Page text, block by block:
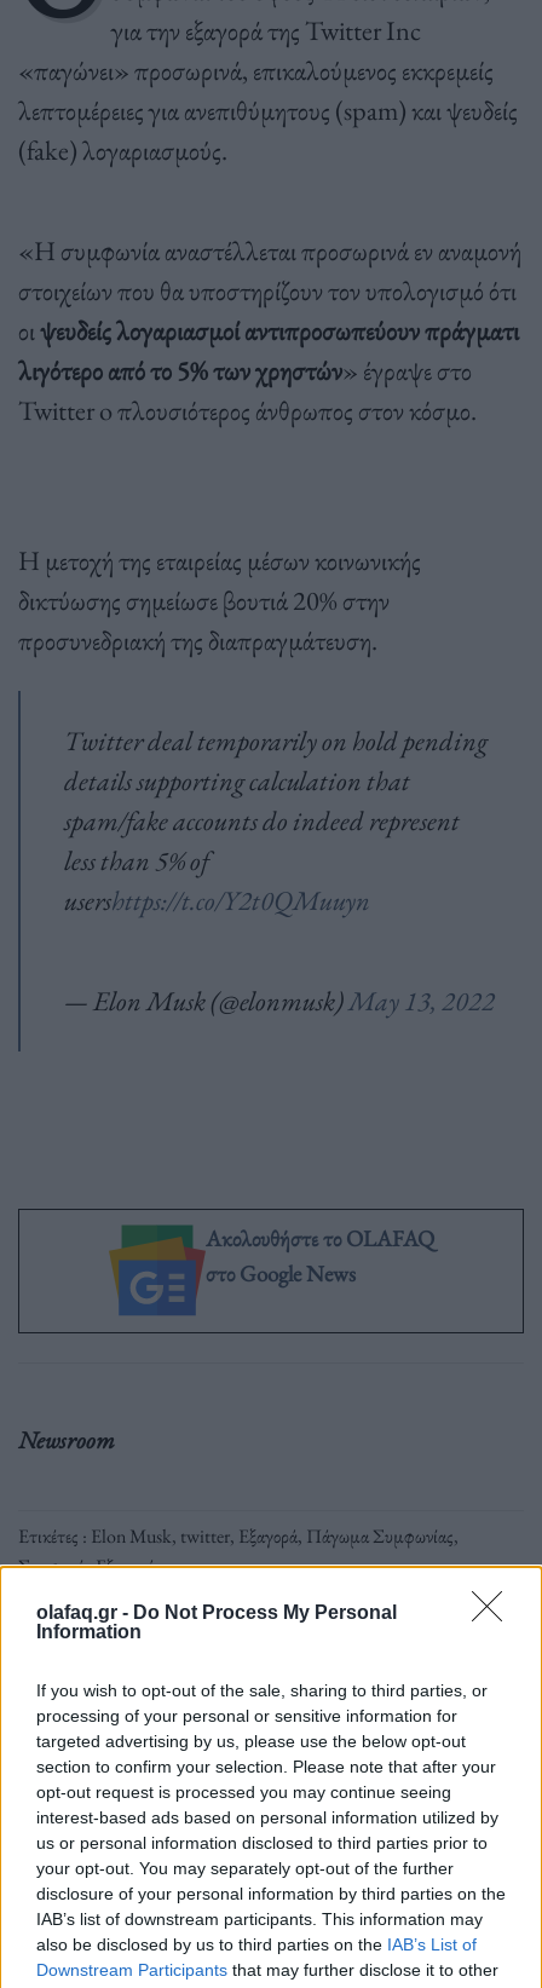
olafaq.gr - Do Not Process My Personal
Information
If you wish to opt-out of the sale, sharing to third parties, or
processing of your personal or sensitive information for
targeted advertising by us, please use the below opt-out
section to confirm your selection. Please note that after your
opt-out request is processed you may continue seeing
interest-based ads based on personal information utilized by
us or personal information disclosed to third parties prior to
your opt-out. You may separately opt-out of the further
disclosure of your personal information by third parties on the
IAB’s list of downstream participants. This information may
also be disclosed by us to third parties on the IAB’s List of
Downstream Participants that may further disclose it to other
για την εξαγορά της Twitter Inc
«παγώνει» προσωρινά, επικαλούμενος εκκρεμείς
λεπτομέρειες για ανεπιθύμητους (spam) και ψευδείς
(fake) λογαριασμούς.
«Η συμφωνία αναστέλλεται προσωρινά εν αναμονή
στοιχείων που θα υποστηρίζουν τον υπολογισμό ότι
οιψευδείς λογαριασμοί αντιπροσωπεύουν πράγματι
λιγότερο από το 5% των χρηστών» έγραψε στο
Twitter o πλουσιότερος άνθρωπος στον κόσμο.
Η μετοχή της εταιρείας μέσων κοινωνικής
δικτύωσης σημείωσε βουτιά 20% στην
προσυνεδριακή της διαπραγμάτευση.
Twitter deal temporarily on hold pending
details supporting calculation that
spam/fake accounts do indeed represent
less than 5% of
usershttps://t.co/Y2t0QMuuyn
— Elon Musk (@elonmusk)May 13, 2022
Ακολουθήστε το OLAFAQ
στο Google News
Newsroom
Ετικέτες : Elon Musk, twitter, Εξαγορά, Πάγωμα Συμφωνίας,
Συμφωνία Εξαγοράς.
Δείτε επίσης